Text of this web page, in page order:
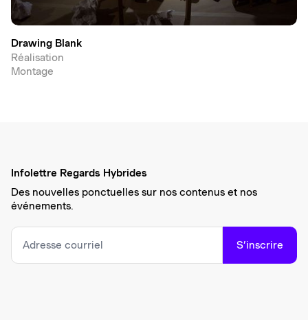
Drawing Blank
Réalisation
Montage
Infolettre Regards Hybrides
Des nouvelles ponctuelles sur nos contenus et nos
événements.
S’inscrire